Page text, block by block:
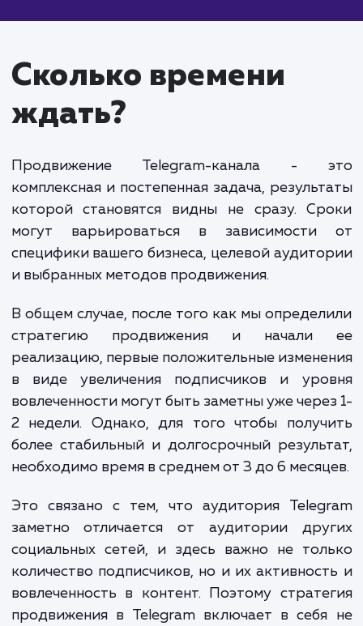
Мы предлагаем комплексный подход к
продвижению вашего Telegram-канала, включая
стратегию контента, SEO-оптимизацию,
тематик и размеров и знает, как привлечь и
аудиторию в Telegram.
Стоимость продвижения Telegram-канала
варьируется в зависимости от того, какие задачи
стоят перед нами. Базовый пакет услуг,
подготовку контента и его публикацию, может
услуг, таких как таргетированная реклама,
сотрудничество с другими каналами или
конкурсов и акций, стоимость может
30 000-40 000 рублей в месяц и выше.
Мы всегда готовы обсудить ваш проект и предложить
индивидуальное решение, которое будет
вашим целям и бюджету. Давайте вместе превратим ваш
Telegram-канал в мощный маркетинговый инструмент!
ЗАКАЗАТЬ УСЛУГИ